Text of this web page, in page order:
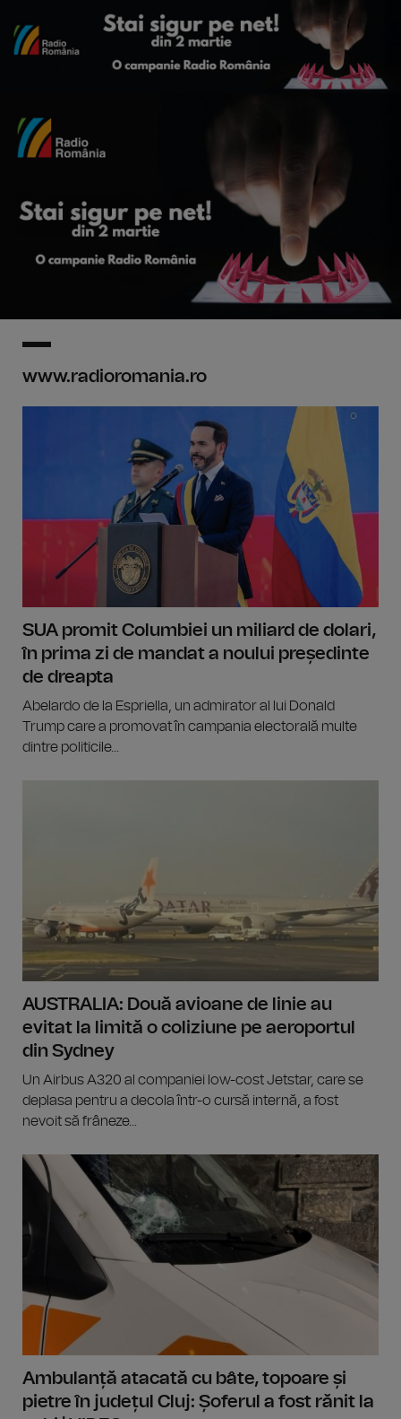
www.radioromania.ro
SUA promit Columbiei un miliard de dolari,
în prima zi de mandat a noului președinte
de dreapta
Abelardo de la Espriella, un admirator al lui Donald
Trump care a promovat în campania electorală multe
dintre politicile...
AUSTRALIA: Două avioane de linie au
evitat la limită o coliziune pe aeroportul
din Sydney
Un Airbus A320 al companiei low-cost Jetstar, care se
deplasa pentru a decola într-o cursă internă, a fost
nevoit să frâneze...
Ambulanță atacată cu bâte, topoare și
pietre în județul Cluj: Șoferul a fost rănit la